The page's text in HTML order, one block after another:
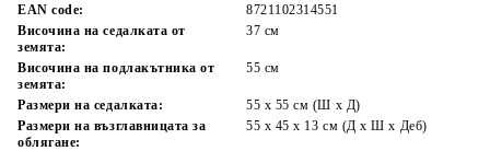
EAN code:
8721102314551
Височина на седалката от
земята:
37 см
Височина на подлакътника от
земята:
55 см
Размери на седалката:
55 x 55 cм (Ш x Д)
Размери на възглавницата за
облягане:
55 x 45 x 13 см (Д х Ш x Деб)